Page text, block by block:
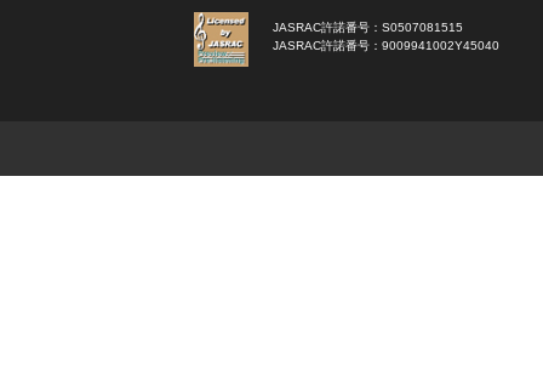
JASRAC許諾番号：S0507081515
JASRAC許諾番号：9009941002Y45040